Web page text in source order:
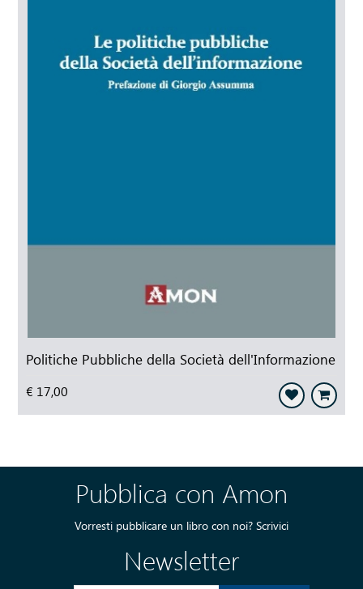
Politiche Pubbliche della Società dell'Informazione
€ 17,00
Pubblica con Amon
Vorresti pubblicare un libro con noi? Scrivici
Newsletter